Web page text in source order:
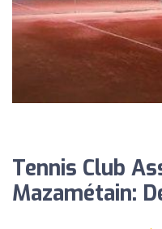
Tennis Club
Mazamétain: